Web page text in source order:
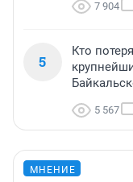
7 904
5
Кто
5 567
МНЕНИЕ